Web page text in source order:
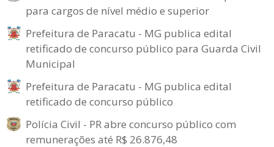
para cargos de nível médio e superior
Prefeitura de Paracatu - MG publica edital
retificado de concurso público para Guarda Civil
Municipal
Prefeitura de Paracatu - MG publica edital
retificado de concurso público
Polícia Civil - PR abre concurso público com
remunerações até R$ 26.876,48